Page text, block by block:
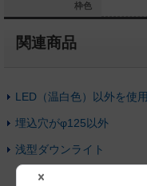
枠色
関連商品
LED（温白色）以外を使用
埋込穴がφ125以外
浅型ダウンライト